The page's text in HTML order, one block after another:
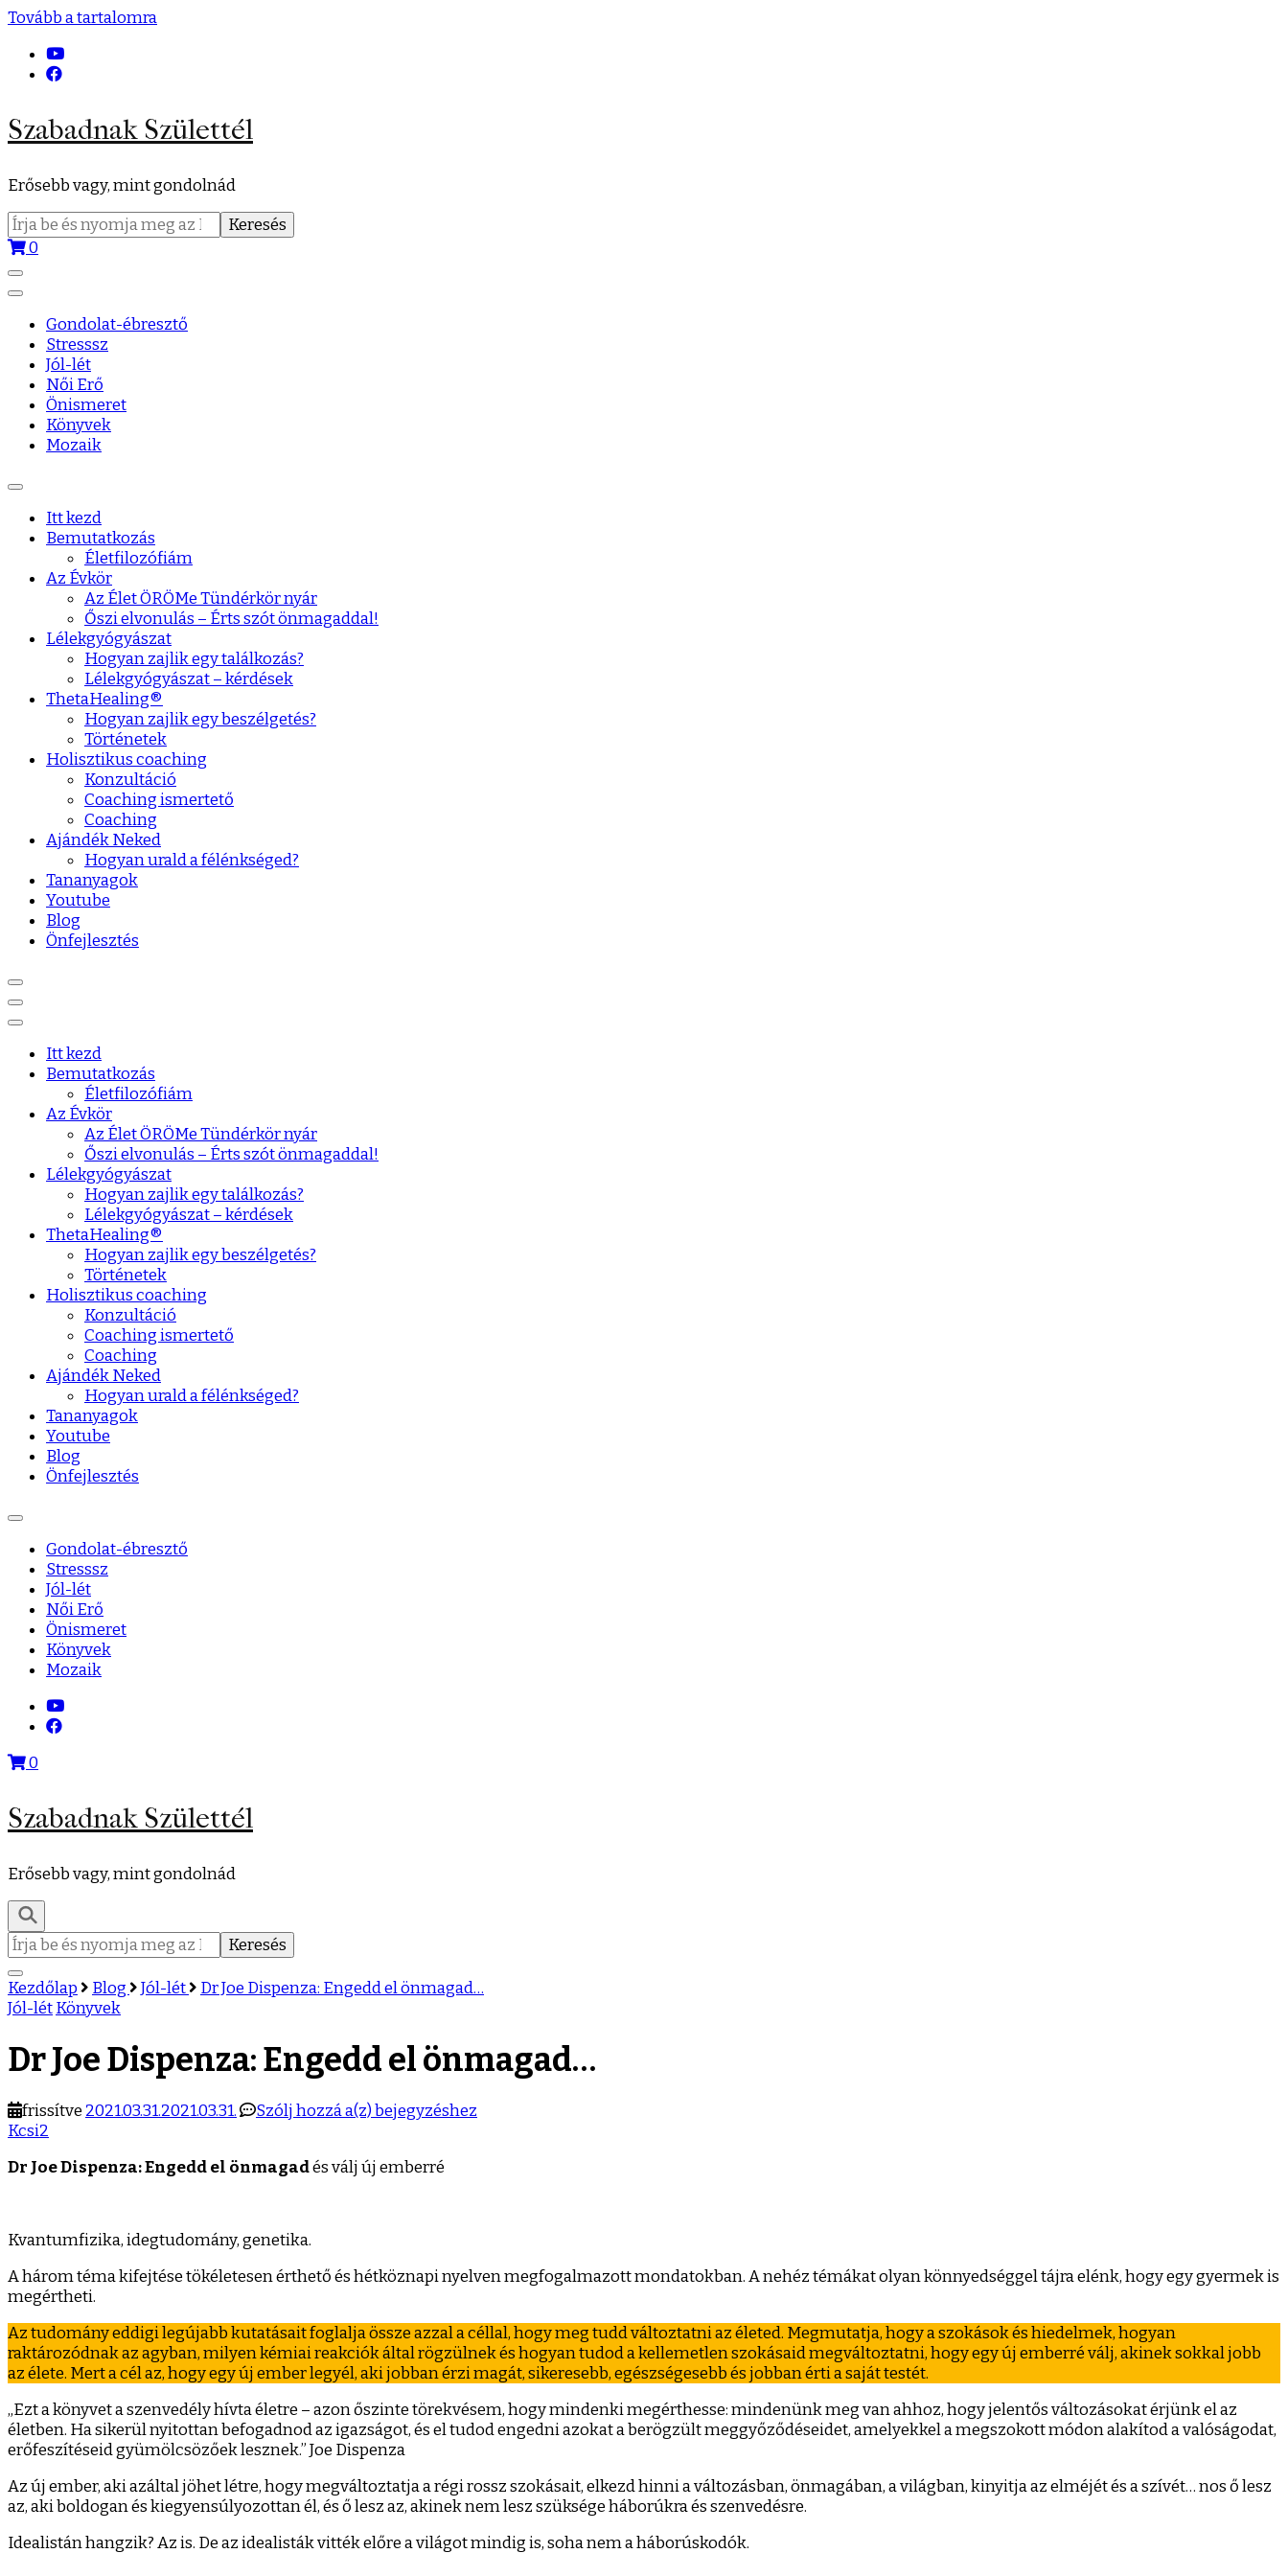
Tovább a tartalomra
Szabadnak Születtél
Erősebb vagy, mint gondolnád
Keresés:
0
Gondolat-ébresztő
Stresssz
Jól-lét
Női Erő
Önismeret
Könyvek
Mozaik
Itt kezd
Bemutatkozás
Életfilozófiám
Az Évkör
Az Élet ÖRÖMe Tündérkör nyár
Őszi elvonulás – Érts szót önmagaddal!
Lélekgyógyászat
Hogyan zajlik egy találkozás?
Lélekgyógyászat – kérdések
ThetaHealing®
Hogyan zajlik egy beszélgetés?
Történetek
Holisztikus coaching
Konzultáció
Coaching ismertető
Coaching
Ajándék Neked
Hogyan urald a félénkséged?
Tananyagok
Youtube
Blog
Önfejlesztés
Itt kezd
Bemutatkozás
Életfilozófiám
Az Évkör
Az Élet ÖRÖMe Tündérkör nyár
Őszi elvonulás – Érts szót önmagaddal!
Lélekgyógyászat
Hogyan zajlik egy találkozás?
Lélekgyógyászat – kérdések
ThetaHealing®
Hogyan zajlik egy beszélgetés?
Történetek
Holisztikus coaching
Konzultáció
Coaching ismertető
Coaching
Ajándék Neked
Hogyan urald a félénkséged?
Tananyagok
Youtube
Blog
Önfejlesztés
Gondolat-ébresztő
Stresssz
Jól-lét
Női Erő
Önismeret
Könyvek
Mozaik
0
Szabadnak Születtél
Erősebb vagy, mint gondolnád
Keresés:
Kezdőlap Blog Jól-lét
Dr Joe Dispenza: Engedd el önmagad…
Jól-létKönyvek
Dr Joe Dispenza: Engedd el önmagad…
frissítve 2021.03.31.2021.03.31. Szólj hozzá a(z)Dr
Engedd
bejegyzéshez
Kcsi2
Dr Joe Dispenza: Engedd el önmagadés válj új emberré
Kvantumfizika, idegtudomány, genetika.
A három téma kifejtése tökéletesen érthető és hétköznapi nyelven megfogalmazott mondatokban. A nehéz témákat olyan könnyedséggel tájra elénk, hogy egy gyermek is
megértheti.
Az tudomány eddigi legújabb kutatásait foglalja össze azzal a céllal, hogy meg tudd változtatni az életed. Megmutatja, hogy a szokások és hiedelmek, hogyan
raktározódnak az agyban, milyen kémiai reakciók által rögzülnek és hogyan tudod a kellemetlen szokásaid megváltoztatni, hogy egy új emberré válj, akinek sokkal jobb
az élete. Mert a cél az, hogy egy új ember legyél, aki jobban érzi magát, sikeresebb, egészségesebb és jobban érti a saját testét.
„Ezt a könyvet a szenvedély hívta életre – azon őszinte törekvésem, hogy mindenki megérthesse: mindenünk meg van ahhoz, hogy jelentős változásokat érjünk el az
életben. Ha sikerül nyitottan befogadnod az igazságot, és el tudod engedni azokat a berögzült meggyőződéseidet, amelyekkel a megszokott módon alakítod a valóságodat,
erőfeszítéseid gyümölcsözőek lesznek.” Joe Dispenza
Az új ember, aki azáltal jöhet létre, hogy megváltoztatja a régi rossz szokásait, elkezd hinni a változásban, önmagában, a világban, kinyitja az elméjét és a szívét… nos ő lesz
az, aki boldogan és kiegyensúlyozottan él, és ő lesz az, akinek nem lesz szüksége háborúkra és szenvedésre.
Idealistán hangzik? Az is. De az idealisták vitték előre a világot mindig is, soha nem a háborúskodók.